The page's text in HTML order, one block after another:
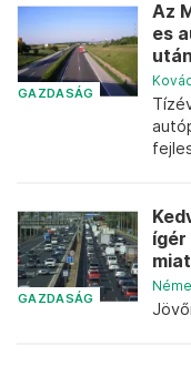
GAZDASÁG
Az
es
után
GAZDASÁG
ígér